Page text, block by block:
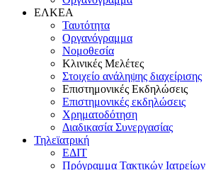
ΕΛΚΕΑ
Ταυτότητα
Οργανόγραμμα
Νομοθεσία
Κλινικές Μελέτες
Στοιχείο ανάληψης διαχείρισης
Επιστημονικές Εκδηλώσεις
Επιστημονικές εκδηλώσεις
Χρηματοδότηση
Διαδικασία Συνεργασίας
Τηλεϊατρική
ΕΔΙΤ
Πρόγραμμα Τακτικών Ιατρείων